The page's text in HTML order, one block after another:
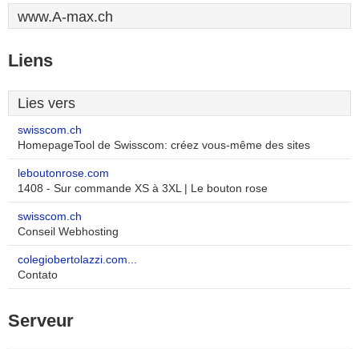
www.A-max.ch
Liens
Lies vers
swisscom.ch
HomepageTool de Swisscom: créez vous-même des sites
leboutonrose.com
1408 - Sur commande XS à 3XL | Le bouton rose
swisscom.ch
Conseil Webhosting
colegiobertolazzi.com...
Contato
Serveur